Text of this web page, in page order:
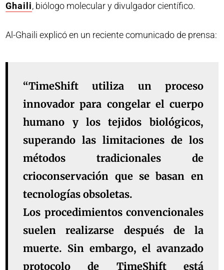
Ghaili, biólogo molecular y divulgador científico.
Al-Ghaili explicó en un reciente comunicado de prensa:
“TimeShift utiliza un proceso
innovador para congelar el cuerpo
humano y los tejidos biológicos,
superando las limitaciones de los
métodos tradicionales de
crioconservación que se basan en
tecnologías obsoletas.
Los procedimientos convencionales
suelen realizarse después de la
muerte. Sin embargo, el avanzado
protocolo de TimeShift está